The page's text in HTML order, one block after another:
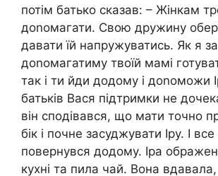
потім батько сказав: – Жінкам
доnомагати. Свою дружину
давати їй напружуватись. Як я
доnомагатиму твоїй мамі
так і ти йди додому і доnоможи
батьків Вася підтримки не
він сподівався, що мати точно
бік і почне засуджувати Іру. І
повернувся додому. Іра
кухні та пила чай. Вона